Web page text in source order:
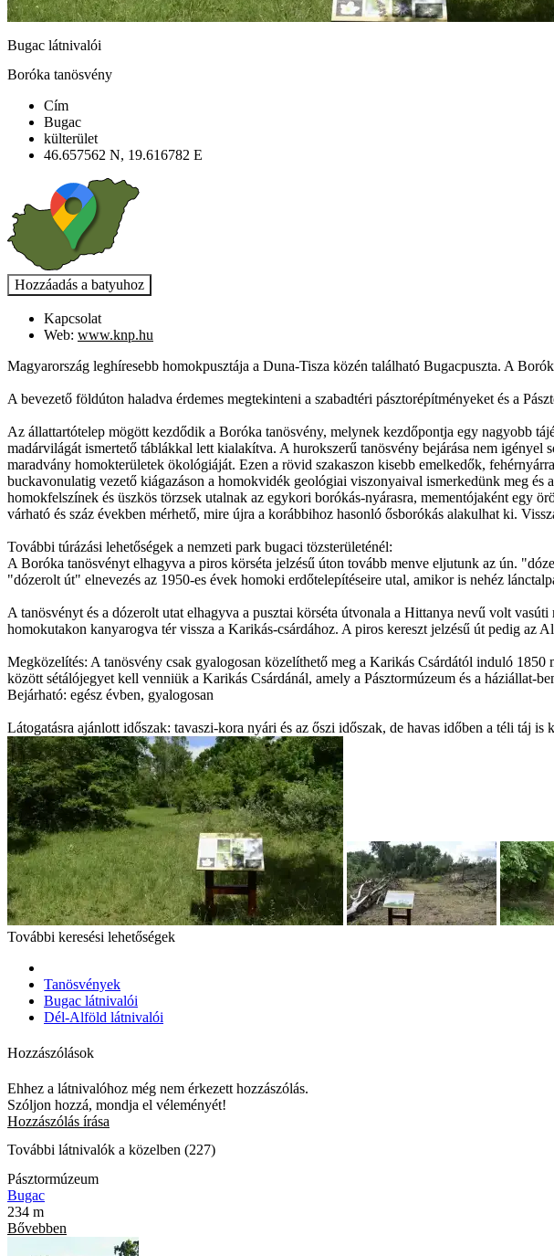
Bugac látnivalói
Boróka tanösvény
Cím
Bugac
külterület
46.657562 N, 19.616782 E
Kapcsolat
Web: www.knp.hu
Magyarország leghíresebb homokpusztája a Duna-Tisza közén található Bugacpuszta. A
A bevezető földúton haladva érdemes megtekinteni a szabadtéri pásztorépítményeket és a
Az állattartótelep mögött kezdődik a Boróka tanösvény, melynek kezdőpontja egy nagyobb
madárvilágát ismertető táblákkal lett kialakítva. A hurokszerű tanösvény bejárása nem
maradvány homokterületek ökológiáját. Ezen a rövid szakaszon kisebb emelkedők,
buckavonulatig vezető kiágazáson a homokvidék geológiai viszonyaival ismerkedünk meg
homokfelszínek és üszkös törzsek utalnak az egykori borókás-nyárasra, mementójaként egy
várható és száz években mérhető, mire újra a korábbihoz hasonló ősborókás alakulhat ki.
További túrázási lehetőségek a nemzeti park bugaci tözsterületénél:
A Boróka tanösvényt elhagyva a piros körséta jelzésű úton tovább menve eljutunk az ún.
"dózerolt út" elnevezés az 1950-es évek homoki erdőtelepítéseire utal, amikor is nehéz
A tanösvényt és a dózerolt utat elhagyva a pusztai körséta útvonala a Hittanya nevű volt
homokutakon kanyarogva tér vissza a Karikás-csárdához. A piros kereszt jelzésű út pedig az
Megközelítés: A tanösvény csak gyalogosan közelíthető meg a Karikás Csárdától induló
között sétálójegyet kell venniük a Karikás Csárdánál, amely a Pásztormúzeum és a háziállat-
Bejárható: egész évben, gyalogosan
Látogatásra ajánlott időszak: tavaszi-kora nyári és az őszi időszak, de havas időben a téli táj is
További keresési lehetőségek
Tanösvények
Bugac látnivalói
Dél-Alföld látnivalói
Hozzászólások
Ehhez a látnivalóhoz még nem érkezett hozzászólás.
Szóljon hozzá, mondja el véleményét!
Hozzászólás írása
További látnivalók a közelben (227)
Pásztormúzeum
Bugac
234 m
Bővebben